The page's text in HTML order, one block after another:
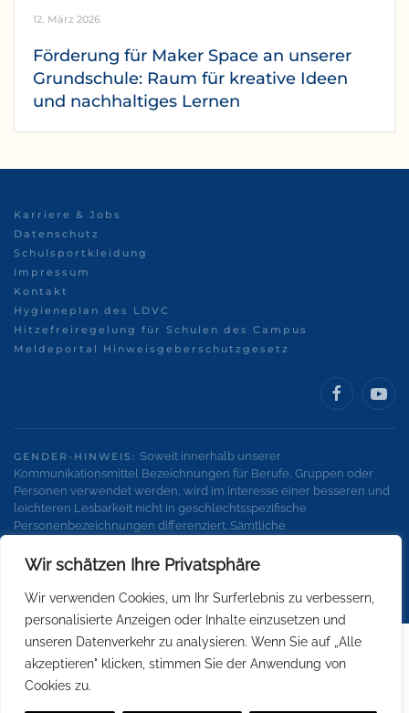
Wir schätzen Ihre Privatsphäre
Wir verwenden Cookies, um Ihr Surferlebnis zu verbessern,
personalisierte Anzeigen oder Inhalte einzusetzen und
unseren Datenverkehr zu analysieren. Wenn Sie auf „Alle
akzeptieren" klicken, stimmen Sie der Anwendung von
Cookies zu.
12. März 2026
Förderung für Maker Space an unserer
Grundschule: Raum für kreative Ideen
und nachhaltiges Lernen
Karriere & Jobs
Datenschutz
Schulsportkleidung
Impressum
Kontakt
Hygieneplan des LDVC
Hitzefreiregelung für Schulen des Campus
Meldeportal Hinweisgeberschutzgesetz
GENDER-HINWEIS: Soweit innerhalb unserer
Kommunikationsmittel Bezeichnungen für Berufe, Gruppen oder
Personen verwendet werden, wird im Interesse einer besseren und
leichteren Lesbarkeit nicht in geschlechtsspezifische
Personenbezeichnungen differenziert. Sämtliche
Geschlechter.